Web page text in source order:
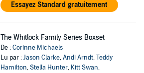
Essayez Standard gratuitement
The Whitlock Family Series Boxset
De :Corinne Michaels
Lu par :Jason Clarke,Andi Arndt,Teddy
Hamilton,Stella Hunter, Kitt Swan,